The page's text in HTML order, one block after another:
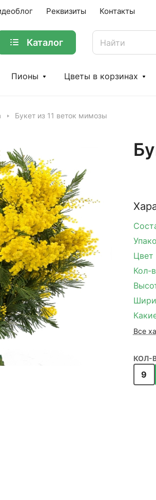
Реквизиты Контакты
Каталог
Пионы Цветы в корзинах
Букет из 11 веток мимозы
Цвет
Кол-
Все
КОЛ-
9